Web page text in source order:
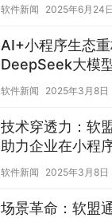
软件新闻 2025年6月24日
AI+小程序生态
DeepSeek大模
智能体验
软件新闻 2025年3月8日
技术穿透力：软
助力企业在小程
决方案实践
软件新闻 2025年3月8日
场景革命：软盟